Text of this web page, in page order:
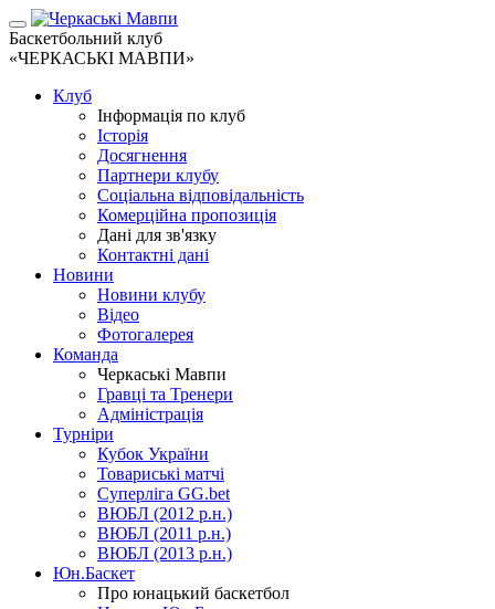
Баскетбольний клуб
«ЧЕРКАСЬКІ МАВПИ»
Клуб
Інформація по клуб
Історія
Досягнення
Партнери клубу
Соціальна відповідальність
Комерційна пропозиція
Дані для зв'язку
Контактні дані
Новини
Новини клубу
Відео
Фотогалерея
Команда
Черкаські Мавпи
Гравці та Тренери
Адміністрація
Турніри
Кубок України
Товариські матчі
Суперліга GG.bet
ВЮБЛ (2012 р.н.)
ВЮБЛ (2011 р.н.)
ВЮБЛ (2013 р.н.)
Юн.Баскет
Про юнацький баскетбол